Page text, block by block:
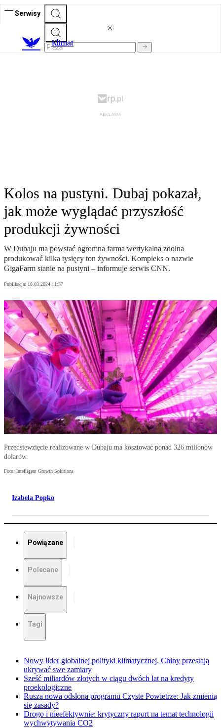
Serwisy
Klimat
Kolos na pustyni. Dubaj pokazał,
jak może wyglądać przyszłość
produkcji żywności
W Dubaju ma powstać ogromna farma wertykalna zdolna
produkować kilka tysięcy ton żywności. Kompleks o nazwie
GigaFarm stanie na pustyni – informuje serwis CNN.
Publikacja: 18.03.2024 11:37
Przedsięwzięcie realizowane w Dubaju ma kosztować ponad 326 milionów
dolarów.
Foto: Intelligent Growth Solutions
Izabela Popko
Powiązane
Polecane
Najnowsze
Tagi
Nowy lider globalnej polityki klimatycznej. Chiny przestają
ukrywać swe zamiary
Sześć miliardów złotych w ciągu dwóch lat na kredyty
proekologiczne
Rusza nowa odsłona programu Czyste Powietrze: Jak zmienią
się zasady?
Drogo i nieefektywnie: krytyczny raport na temat technologii
wychwytywania CO2